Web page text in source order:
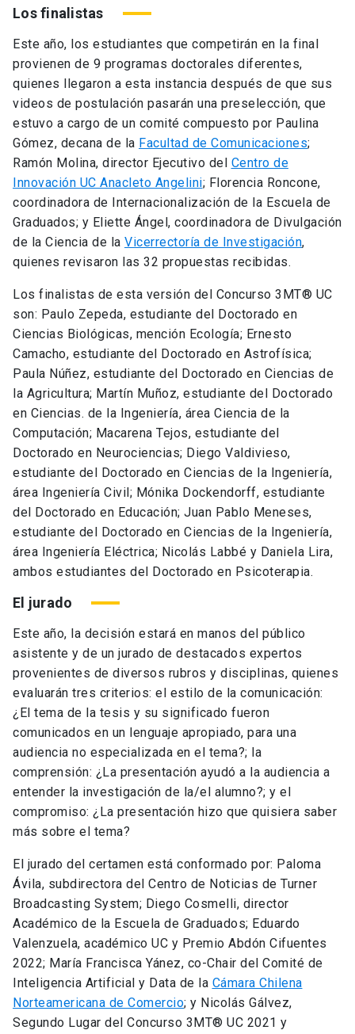
Los finalistas
Este año, los estudiantes que competirán en la final
provienen de 9 programas doctorales diferentes,
quienes llegaron a esta instancia después de que sus
videos de postulación pasarán una preselección, que
estuvo a cargo de un comité compuesto por Paulina
Gómez, decana de la Facultad de Comunicaciones;
Ramón Molina, director Ejecutivo del Centro de
Innovación UC Anacleto Angelini; Florencia Roncone,
coordinadora de Internacionalización de la Escuela de
Graduados; y Eliette Ángel, coordinadora de Divulgación
de la Ciencia de la Vicerrectoría de Investigación,
quienes revisaron las 32 propuestas recibidas.
Los finalistas de esta versión del Concurso 3MT® UC
son: Paulo Zepeda, estudiante del Doctorado en
Ciencias Biológicas, mención Ecología; Ernesto
Camacho, estudiante del Doctorado en Astrofísica;
Paula Núñez, estudiante del Doctorado en Ciencias de
la Agricultura; Martín Muñoz, estudiante del Doctorado
en Ciencias. de la Ingeniería, área Ciencia de la
Computación; Macarena Tejos, estudiante del
Doctorado en Neurociencias; Diego Valdivieso,
estudiante del Doctorado en Ciencias de la Ingeniería,
área Ingeniería Civil; Mónika Dockendorff, estudiante
del Doctorado en Educación; Juan Pablo Meneses,
estudiante del Doctorado en Ciencias de la Ingeniería,
área Ingeniería Eléctrica; Nicolás Labbé y Daniela Lira,
ambos estudiantes del Doctorado en Psicoterapia.
El jurado
Este año, la decisión estará en manos del público
asistente y de un jurado de destacados expertos
provenientes de diversos rubros y disciplinas, quienes
evaluarán tres criterios: el estilo de la comunicación:
¿El tema de la tesis y su significado fueron
comunicados en un lenguaje apropiado, para una
audiencia no especializada en el tema?; la
comprensión: ¿La presentación ayudó a la audiencia a
entender la investigación de la/el alumno?; y el
compromiso: ¿La presentación hizo que quisiera saber
más sobre el tema?
El jurado del certamen está conformado por: Paloma
Ávila, subdirectora del Centro de Noticias de Turner
Broadcasting System; Diego Cosmelli, director
Académico de la Escuela de Graduados; Eduardo
Valenzuela, académico UC y Premio Abdón Cifuentes
2022; María Francisca Yánez, co-Chair del Comité de
Inteligencia Artificial y Data de la Cámara Chilena
Norteamericana de Comercio; y Nicolás Gálvez,
Segundo Lugar del Concurso 3MT® UC 2021 y